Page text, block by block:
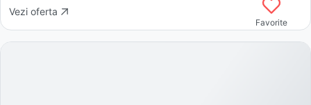
Vezi oferta
Favorite